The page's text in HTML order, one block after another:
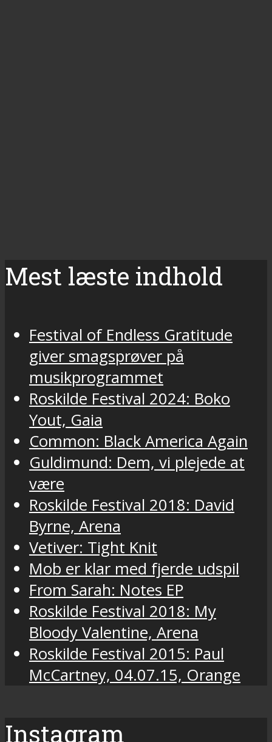
Mest læste indhold
Festival of Endless Gratitude
giver smagsprøver på
musikprogrammet
Roskilde Festival 2024: Boko
Yout, Gaia
Common: Black America Again
Guldimund: Dem, vi plejede at
være
Roskilde Festival 2018: David
Byrne, Arena
Vetiver: Tight Knit
Mob er klar med fjerde udspil
From Sarah: Notes EP
Roskilde Festival 2018: My
Bloody Valentine, Arena
Roskilde Festival 2015: Paul
McCartney, 04.07.15, Orange
Instagram